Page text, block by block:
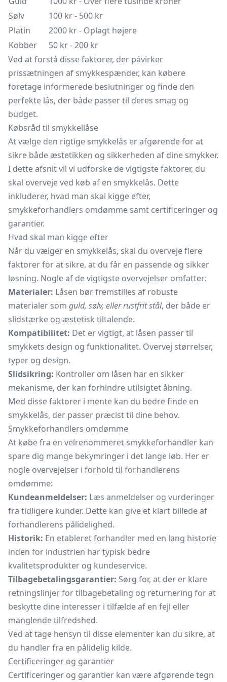
Sølv
100 kr - 500 kr
Platin
2000 kr - Oplagt højere
Kobber
50 kr - 200 kr
Ved at forstå disse faktorer, der påvirker
prissætningen af smykkespænder, kan købere
foretage informerede beslutninger og finde den
perfekte lås, der både passer til deres smag og
budget.
Købsråd til smykkellåse
At vælge den rigtige smykkelås er afgørende for at
sikre både æstetikken og sikkerheden af dine smykker.
I dette afsnit vil vi udforske de vigtigste faktorer, du
skal overveje ved køb af en smykkelås. Dette
inkluderer, hvad man skal kigge efter,
smykkeforhandlers omdømme samt certificeringer og
garantier.
Hvad skal man kigge efter
Når du vælger en smykkelås, skal du overveje flere
faktorer for at sikre, at du får en passende og sikker
løsning. Nogle af de vigtigste overvejelser omfatter:
Materialer: Låsen bør fremstilles af robuste
materialer som guld, sølv, eller rustfrit stål, der både er
slidstærke og æstetisk tiltalende.
Kompatibilitet: Det er vigtigt, at låsen passer til
smykkets design og funktionalitet. Overvej størrelser,
typer og design.
Slidsikring: Kontroller om låsen har en sikker
mekanisme, der kan forhindre utilsigtet åbning.
Med disse faktorer i mente kan du bedre finde en
smykkelås, der passer præcist til dine behov.
Smykkeforhandlers omdømme
At købe fra en velrenommeret smykkeforhandler kan
spare dig mange bekymringer i det lange løb. Her er
nogle overvejelser i forhold til forhandlerens
omdømme:
Kundeanmeldelser: Læs anmeldelser og vurderinger
fra tidligere kunder. Dette kan give et klart billede af
forhandlerens pålidelighed.
Historik: En etableret forhandler med en lang historie
inden for industrien har typisk bedre
kvalitetsprodukter og kundeservice.
Tilbagebetalingsgarantier: Sørg for, at der er klare
retningslinjer for tilbagebetaling og returnering for at
beskytte dine interesser i tilfælde af en fejl eller
manglende tilfredshed.
Ved at tage hensyn til disse elementer kan du sikre, at
du handler fra en pålidelig kilde.
Certificeringer og garantier
Certificeringer og garantier kan være afgørende tegn